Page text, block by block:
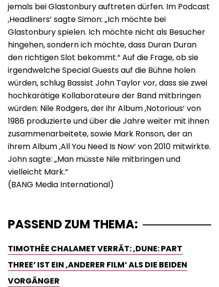
jemals bei Glastonbury auftreten dürfen. Im Podcast
‚Headliners‘ sagte Simon: „Ich möchte bei
Glastonbury spielen. Ich möchte nicht als Besucher
hingehen, sondern ich möchte, dass Duran Duran
den richtigen Slot bekommt.“ Auf die Frage, ob sie
irgendwelche Special Guests auf die Bühne holen
würden, schlug Bassist John Taylor vor, dass sie zwei
hochkarätige Kollaborateure der Band mitbringen
würden: Nile Rodgers, der ihr Album ‚Notorious‘ von
1986 produzierte und über die Jahre weiter mit ihnen
zusammenarbeitete, sowie Mark Ronson, der an
ihrem Album ‚All You Need Is Now‘ von 2010 mitwirkte.
John sagte: „Man müsste Nile mitbringen und
vielleicht Mark.“
PASSEND ZUM THEMA:
TIMOTHÉE CHALAMET VERRÄT: ‚DUNE: PART
THREE‘ IST EIN ‚ANDERER FILM‘ ALS DIE BEIDEN
VORGÄNGER